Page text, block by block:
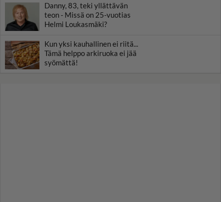
Danny, 83, teki yllättävän
teon - Missä on 25-vuotias
Helmi Loukasmäki?
Kun yksi kauhallinen ei riitä...
Tämä helppo arkiruoka ei jää
syömättä!